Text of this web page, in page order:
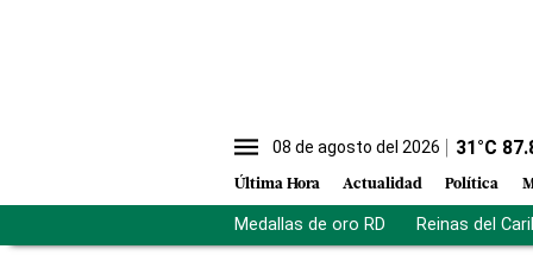
08 de agosto del 2026 31°C
Última Hora Actualidad Política
Medallas de oro RD Reinas del